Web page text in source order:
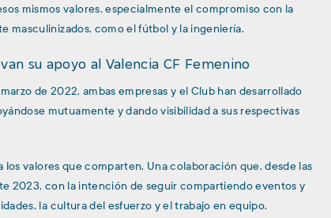
mismos valores, especialmente el compromiso con la
masculinizados, como el fútbol y la ingeniería.
su apoyo al Valencia CF Femenino
de 2022, ambas empresas y el Club han desarrollado
mutuamente y dando visibilidad a sus respectivas
valores que comparten. Una colaboración que, desde las
2023, con la intención de seguir compartiendo eventos y
la cultura del esfuerzo y el trabajo en equipo.